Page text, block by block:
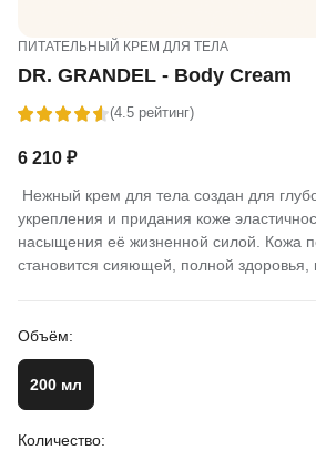
ПИТАТЕЛЬНЫЙ КРЕМ ДЛЯ ТЕЛА
DR. GRANDEL - Body Cream
(4.5 рейтинг)
6 210 ₽
Нежный крем для тела создан для
укрепления и придания коже
насыщения её жизненной силой. Кожа
становится сияющей, полной здоровья,
Объём:
200 мл
Количество: